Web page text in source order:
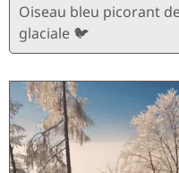
Oiseau bleu picorant
glaciale 🐦